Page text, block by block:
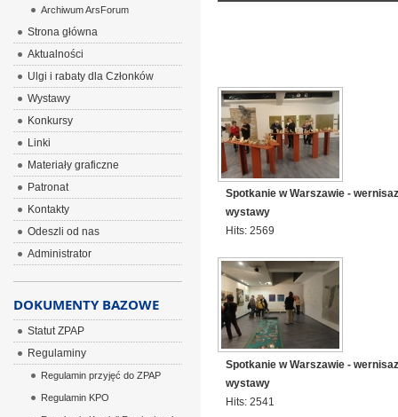
Spotkanie w Warszawie -
wystawy
Hits: 2569
Spotkanie w Warszawie -
wystawy
Hits: 2541
Archiwum ArsForum
Strona główna
Aktualności
Ulgi i rabaty dla Członków
Wystawy
Konkursy
Linki
Materiały graficzne
Patronat
Kontakty
Odeszli od nas
Administrator
DOKUMENTY BAZOWE
Statut ZPAP
Regulaminy
Regulamin przyjęć do ZPAP
Regulamin KPO